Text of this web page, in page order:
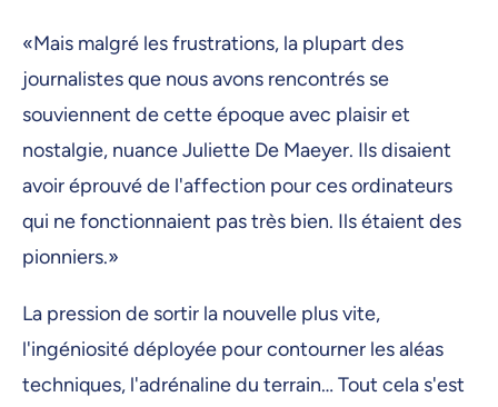
«Mais malgré les frustrations, la plupart des
journalistes que nous avons rencontrés se
souviennent de cette époque avec plaisir et
nostalgie, nuance Juliette De Maeyer. Ils disaient
avoir éprouvé de l'affection pour ces ordinateurs
qui ne fonctionnaient pas très bien. Ils étaient des
pionniers.»
La pression de sortir la nouvelle plus vite,
l'ingéniosité déployée pour contourner les aléas
techniques, l'adrénaline du terrain… Tout cela s'est